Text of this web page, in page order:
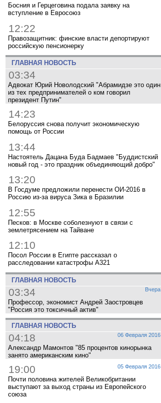
Босния и Герцеговина подала заявку на
вступление в Евросоюз
12:22
Правозащитник: финские власти депортируют
российскую пенсионерку
ГЛАВНАЯ НОВОСТЬ
03:34
Адвокат Юрий Новолодский "Абрамидзе это один
из тех предпринимателей о ком говорил
президент Путин"
14:23
Белоруссия снова получит экономическую
помощь от России
13:44
Настоятель Дацана Буда Бадмаев "Буддистский
новый год - это праздник объединяющий добро"
13:20
В Госдуме предложили перенести ОИ-2016 в
Россию из-за вируса Зика в Бразилии
12:55
Песков: в Москве соболезнуют в связи с
землетрясением на Тайване
12:10
Посол России в Египте рассказал о
расследовании катастрофы A321
ГЛАВНАЯ НОВОСТЬ
Вчера
03:34
Профессор, экономист Андрей Заостровцев
"Россия это токсичный актив"
ГЛАВНАЯ НОВОСТЬ
06 Февраля 2016
04:18
Александр Мамонтов "85 процентов кинорынка
занято американским кино"
05 Февраля 2016
19:00
Почти половина жителей Великобритании
выступают за выход страны из Европейского
союза